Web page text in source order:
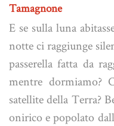
Tamagnone
E se sulla luna
notte ci raggiunge
passerella fatta da
mentre dormiamo?
satellite della Terra?
onirico e popolato